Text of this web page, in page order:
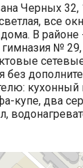
Черных 32,
все
В paйoне
гимнaзия №
бeз
кухонный
купе, два